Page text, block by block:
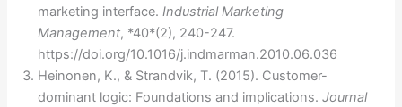
marketing interface.Industrial Marketing
Management, *40*(2), 240-247.
https://doi.org/10.1016/j.indmarman.2010.06.036
Heinonen, K., & Strandvik, T. (2015). Customer-
dominant logic: Foundations and implications.Journal